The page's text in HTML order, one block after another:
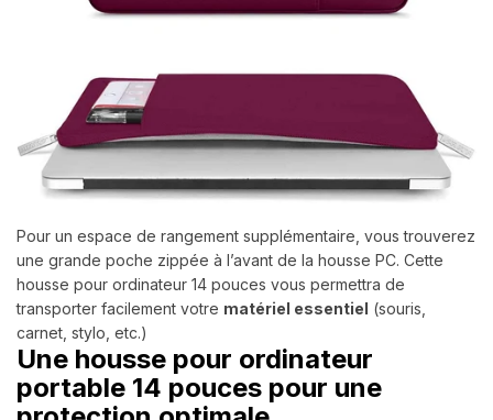
Pour un espace de rangement supplémentaire, vous trouverez
une grande poche zippée à l’avant de la housse PC. Cette
housse pour ordinateur 14 pouces vous permettra de
transporter facilement votre matériel essentiel (souris,
carnet, stylo, etc.)
Une housse pour ordinateur
portable 14 pouces pour une